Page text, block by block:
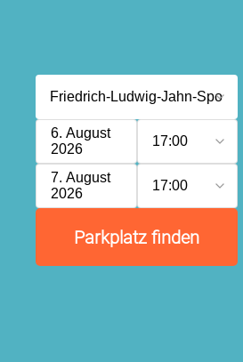
6. August
2026
17:00
7. August
2026
17:00
Parkplatz finden